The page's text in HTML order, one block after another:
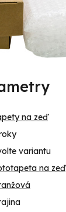
na zeď
variantu
na zeď